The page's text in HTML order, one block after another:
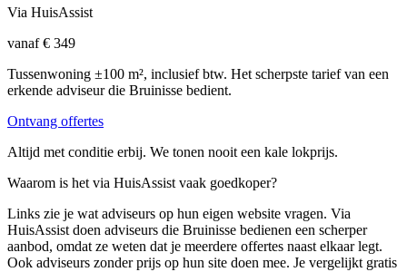
Via HuisAssist
vanaf € 349
Tussenwoning ±100 m², inclusief btw. Het scherpste tarief van een
erkende adviseur die Bruinisse bedient.
Ontvang offertes
Altijd met conditie erbij. We tonen nooit een kale lokprijs.
Waarom is het via HuisAssist vaak goedkoper?
Links zie je wat adviseurs op hun eigen website vragen. Via
HuisAssist doen adviseurs die Bruinisse bedienen een scherper
aanbod, omdat ze weten dat je meerdere offertes naast elkaar legt.
Ook adviseurs zonder prijs op hun site doen mee. Je vergelijkt gratis